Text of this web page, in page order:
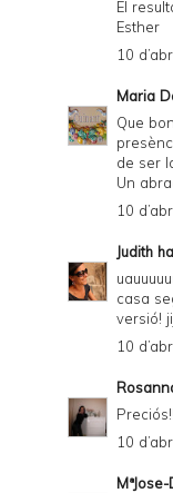
El
Esther
10
Maria
Que
de ser
Un
10
Judith
casa
versió!
10
10